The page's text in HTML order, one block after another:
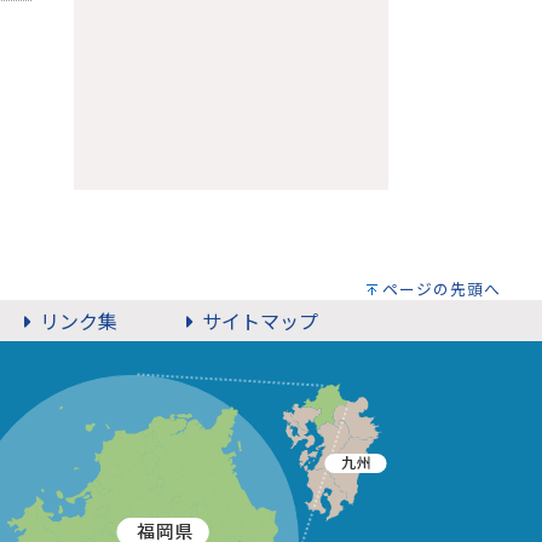
ページの先頭へ
リンク集 サイトマップ